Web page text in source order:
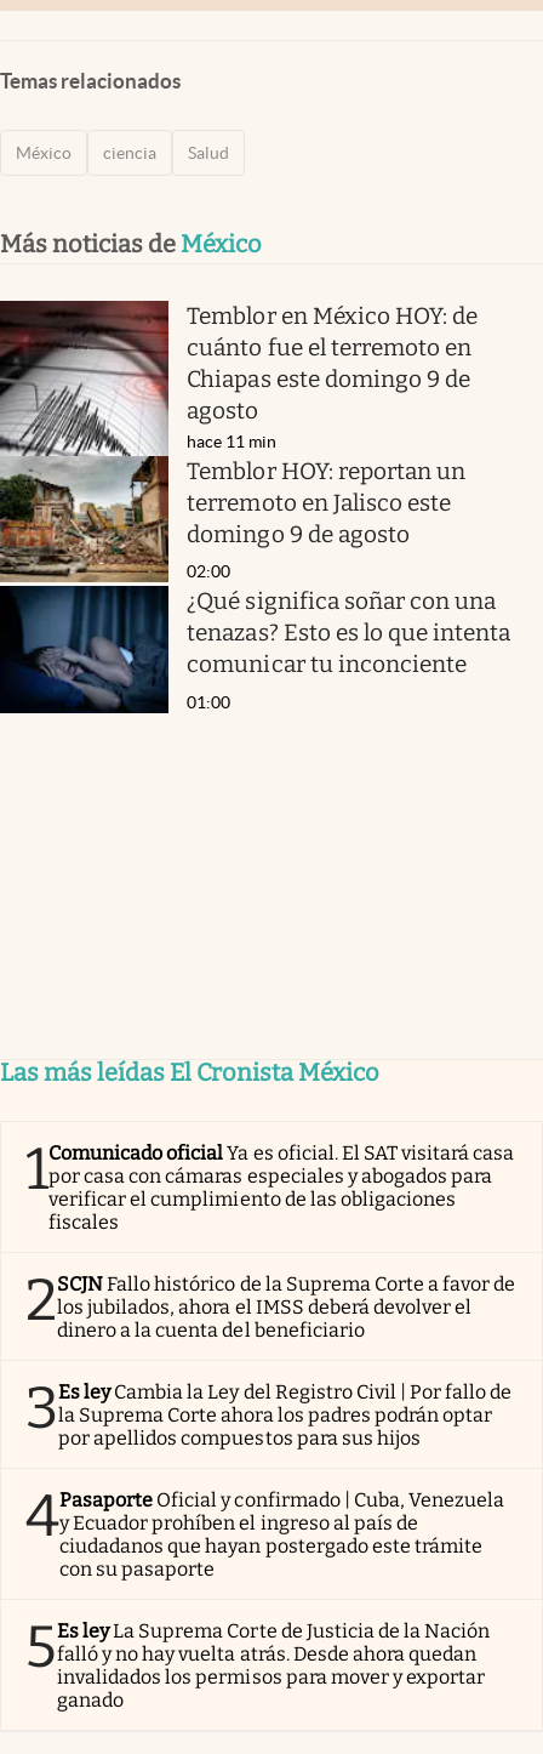
Temas relacionados
México ciencia Salud
Más noticias de México
Temblor en México HOY: de
cuánto fue el terremoto en
Chiapas este domingo 9 de
agosto
hace 11 min
Temblor HOY: reportan un
terremoto en Jalisco este
domingo 9 de agosto
02:00
¿Qué significa soñar con una
tenazas? Esto es lo que intenta
comunicar tu inconciente
01:00
Las más leídas El Cronista México
1Comunicado oficialYa es oficial. El SAT visitará casa
por casa con cámaras especiales y abogados para
verificar el cumplimiento de las obligaciones
fiscales
2SCJNFallo histórico de la Suprema Corte a favor de
los jubilados, ahora el IMSS deberá devolver el
dinero a la cuenta del beneficiario
3Es ley Cambia la Ley del Registro Civil | Por fallo de
la Suprema Corte ahora los padres podrán optar
por apellidos compuestos para sus hijos
4Pasaporte Oficial y confirmado | Cuba, Venezuela
y Ecuador prohíben el ingreso al país de
ciudadanos que hayan postergado este trámite
con su pasaporte
5Es leyLa Suprema Corte de Justicia de la Nación
falló y no hay vuelta atrás. Desde ahora quedan
invalidados los permisos para mover y exportar
ganado